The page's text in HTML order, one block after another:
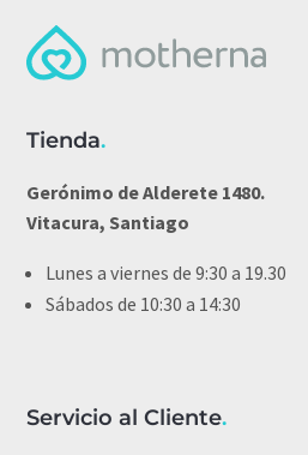
Tienda.
Gerónimo de Alderete 1480.
Vitacura, Santiago
Lunes a viernes de 9:30 a 19.30
Sábados de 10:30 a 14:30
Servicio al Cliente.